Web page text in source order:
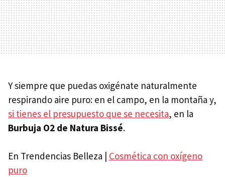
Y siempre que puedas oxigénate naturalmente
respirando aire puro: en el campo, en la montaña y,
si tienes el presupuesto que se necesita, en la
Burbuja O2 de Natura Bissé.
En Trendencias Belleza | Cosmética con oxígeno
puro